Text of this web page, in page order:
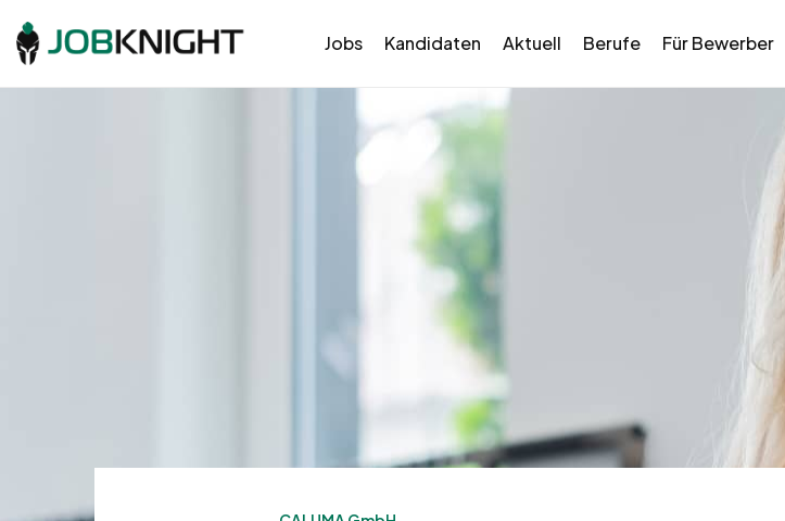
Jobs Kandidaten Aktuell Berufe Für Bewerber